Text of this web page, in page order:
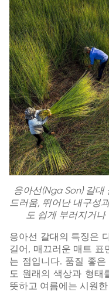
응아선(Nga Son) 갈대
드러움, 뛰어난 내구성
도 쉽게 부러지거나
응아선 갈대의 특징은
길어, 매끄러운 매트 표
는 점입니다. 품질 좋
도 원래의 색상과 형태
뜻하고 여름에는 시원